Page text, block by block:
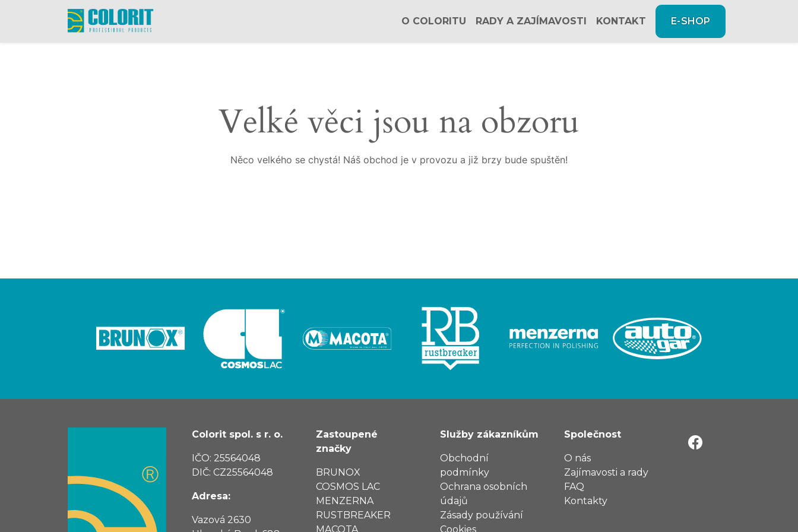
O COLORITU RADY A ZAJÍMAVOSTI KONTAKT E-SHOP
Velké věci jsou na obzoru
Něco velkého se chystá! Náš obchod je v provozu a již brzy bude spuštěn!
Colorit spol. s r. o.
IČO: 25564048
DIČ: CZ25564048
Adresa:
Vazová 2630
Zastoupené
značky
BRUNOX
COSMOS LAC
MENZERNA
RUSTBREAKER
MACOTA
Služby zákazníkům
Obchodní
podmínky
Ochrana osobních
údajů
Zásady používání
Cookies
Společnost
O nás
Zajímavosti a rady
FAQ
Kontakty